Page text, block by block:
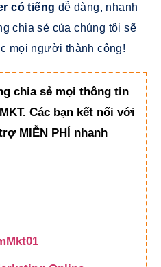
có tiếng dễ dàng, nhanh
chia sẻ của chúng tôi sẽ
mọi người thành công!
chia sẻ mọi thông tin
Các bạn kết nối với
MIỄN PHÍ nhanh